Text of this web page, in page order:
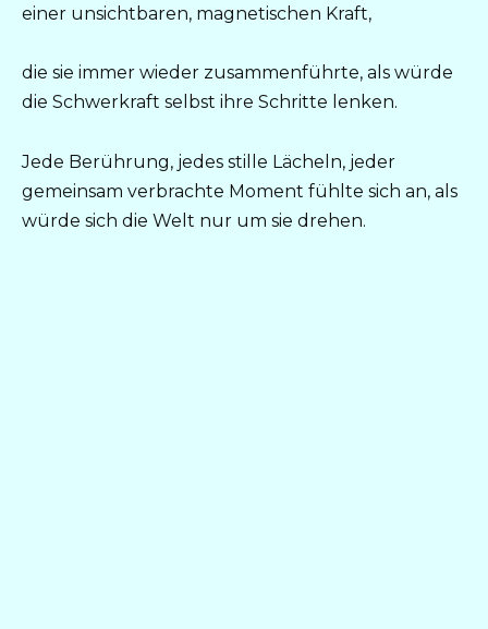
einer unsichtbaren, magnetischen Kraft,
die sie immer wieder zusammenführte, als würde
die Schwerkraft selbst ihre Schritte lenken.
Jede Berührung, jedes stille Lächeln, jeder
gemeinsam verbrachte Moment fühlte sich an, als
würde sich die Welt nur um sie drehen.